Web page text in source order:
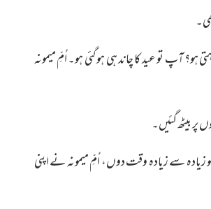
آپ تو عید کا چاند ہی ہو گئی ہو۔ اُمِّ میمونہ
بیٹھ گئیں۔
زیادہ سے زیادہ وقت دوں، اُمِّ میمونہ نے اپنی